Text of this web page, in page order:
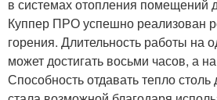
в системах отопления помещений
Куппер ПРО успешно реализован
горения. Длительность работы на
может достигать восьми часов, а
Способность отдавать тепло